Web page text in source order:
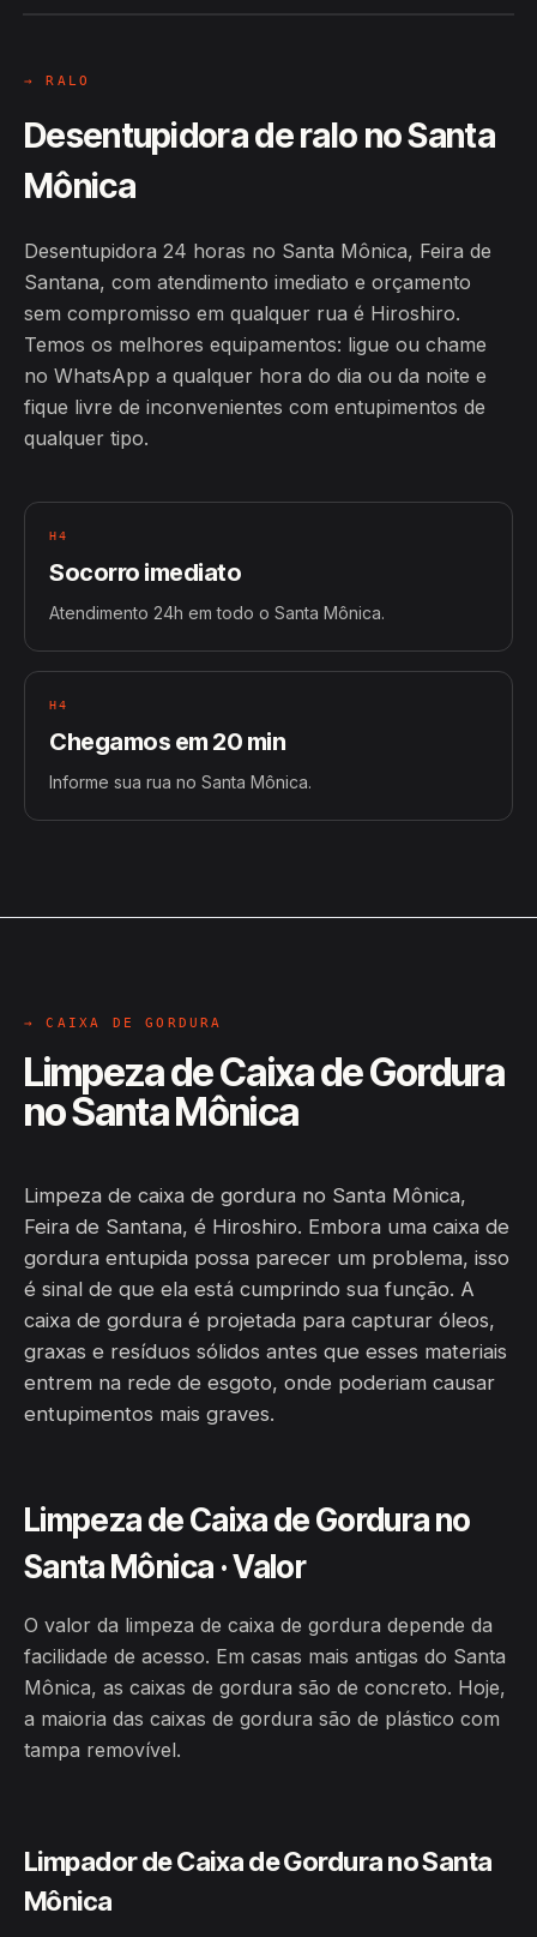
→ RALO
Desentupidora de ralo no Santa
Mônica
Desentupidora 24 horas no Santa Mônica, Feira de
Santana, com atendimento imediato e orçamento
sem compromisso em qualquer rua é Hiroshiro.
Temos os melhores equipamentos: ligue ou chame
no WhatsApp a qualquer hora do dia ou da noite e
fique livre de inconvenientes com entupimentos de
qualquer tipo.
H4
Socorro imediato
Atendimento 24h em todo o Santa Mônica.
H4
Chegamos em 20 min
Informe sua rua no Santa Mônica.
→ CAIXA DE GORDURA
Limpeza de Caixa de Gordura
no Santa Mônica
Limpeza de caixa de gordura no Santa Mônica,
Feira de Santana, é Hiroshiro. Embora uma caixa de
gordura entupida possa parecer um problema, isso
é sinal de que ela está cumprindo sua função. A
caixa de gordura é projetada para capturar óleos,
graxas e resíduos sólidos antes que esses materiais
entrem na rede de esgoto, onde poderiam causar
entupimentos mais graves.
Limpeza de Caixa de Gordura no
Santa Mônica · Valor
O valor da limpeza de caixa de gordura depende da
facilidade de acesso. Em casas mais antigas do Santa
Mônica, as caixas de gordura são de concreto. Hoje,
a maioria das caixas de gordura são de plástico com
tampa removível.
Limpador de Caixa de Gordura no Santa
Mônica